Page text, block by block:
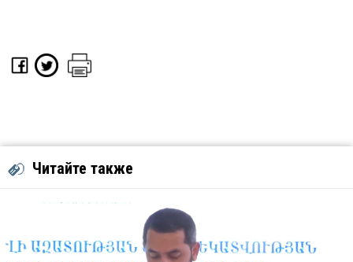
Читайте также